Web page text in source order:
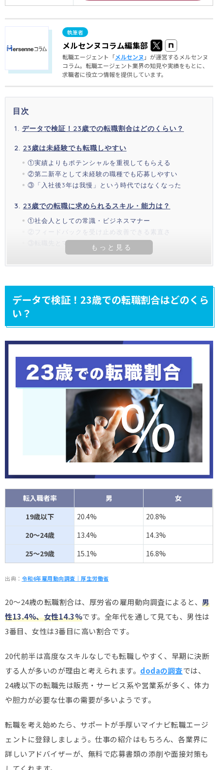
メルセンヌコラム編集部
転職エージェント「メルセンヌ 」が運営するメルセンヌ
コラム。転職エージェント業界の知見や実績をもとに、
求職者に役立つ情報を提供しています。
目次
データで検証！23歳での転職割合はどのくらい？
23歳は未経験でも転職しやすい
①実績よりもポテンシャルを重視してもらえる
②第二新卒として未経験の職種でも応募しやすい
③「入社後3年は我慢」という時代ではなくなった
23歳での転職に求められるスキル・能力は？
①社会人としての常識・ビジネスマナー
②フィードバックを受け止め改善できる素直さ
③転職先とマッチした資格
データで検証！23歳での転職割合はどのくら
い？
転入職者率 男
女
19歳以下
20.4%
20.8%
20～24歳
13.4%
14.3%
25～29歳
15.1% 16.8%
出典： 令和6年雇用動向調査｜厚生労働省
20～24歳の転職割合は、厚労省の雇用動向調査によると、 男
性13.4%、女性14.3%です。全年代を通して見ても、男性は
3番目、女性は3番目に高い割合です。
20代前半は高度なスキルなしでも転職しやすく、早期に決断
する人が多いのが理由と考えられます。 dodaの調査では、
24歳以下の転職先は販売・サービス系や営業系が多く、体力
や胆力が必要な仕事の需要が多いようです。
転職を考え始めたら、サポートが手厚いマイナビ転職エージ
ェントに登録しましょう。仕事の紹介はもちろん、各業界に
詳しいアドバイザーが、無料で応募書類の添削や面接対策も